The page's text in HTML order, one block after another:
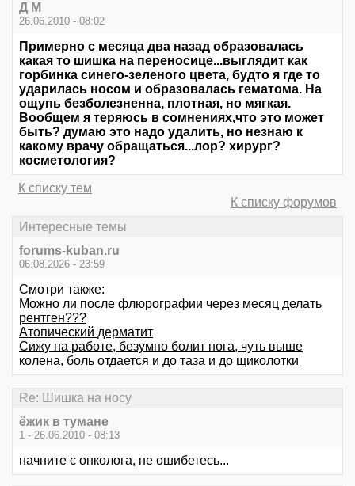
Д М
26.06.2010 - 08:02
Примерно с месяца два назад образовалась
какая то шишка на переносице...выглядит как
горбинка синего-зеленого цвета, будто я где то
ударилась носом и образовалась гематома. На
ощупь безболезненна, плотная, но мягкая.
Вообщем я теряюсь в сомнениях,что это может
быть? думаю это надо удалить, но незнаю к
какому врачу обращаться...лор? хирург?
косметология?
К списку тем
К списку форумов
Интересные темы
forums-kuban.ru
06.08.2026 - 23:59
Смотри также:
Можно ли после флюрографии через месяц делать
рентген???
Атопический дерматит
Сижу на работе, безумно болит нога, чуть выше
колена, боль отдается и до таза и до щиколотки
Re: Шишка на носу
ёжик в тумане
1 - 26.06.2010 - 08:13
начните с онколога, не ошибетесь...